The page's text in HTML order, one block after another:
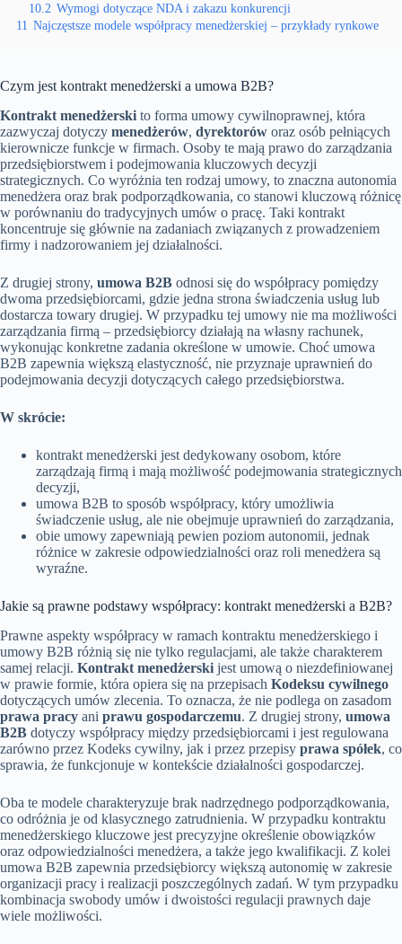
10.2 Wymogi dotyczące NDA i zakazu konkurencji
11 Najczęstsze modele współpracy menedżerskiej – przykłady rynkowe
Czym jest kontrakt menedżerski a umowa B2B?
Kontrakt menedżerski to forma umowy cywilnoprawnej, która
zazwyczaj dotyczy menedżerów, dyrektorów oraz osób pełniących
kierownicze funkcje w firmach. Osoby te mają prawo do zarządzania
przedsiębiorstwem i podejmowania kluczowych decyzji
strategicznych. Co wyróżnia ten rodzaj umowy, to znaczna autonomia
menedżera oraz brak podporządkowania, co stanowi kluczową różnicę
w porównaniu do tradycyjnych umów o pracę. Taki kontrakt
koncentruje się głównie na zadaniach związanych z prowadzeniem
firmy i nadzorowaniem jej działalności.
Z drugiej strony, umowa B2B odnosi się do współpracy pomiędzy
dwoma przedsiębiorcami, gdzie jedna strona świadczenia usług lub
dostarcza towary drugiej. W przypadku tej umowy nie ma możliwości
zarządzania firmą – przedsiębiorcy działają na własny rachunek,
wykonując konkretne zadania określone w umowie. Choć umowa
B2B zapewnia większą elastyczność, nie przyznaje uprawnień do
podejmowania decyzji dotyczących całego przedsiębiorstwa.
W skrócie:
kontrakt menedżerski jest dedykowany osobom, które
zarządzają firmą i mają możliwość podejmowania strategicznych
decyzji,
umowa B2B to sposób współpracy, który umożliwia
świadczenie usług, ale nie obejmuje uprawnień do zarządzania,
obie umowy zapewniają pewien poziom autonomii, jednak
różnice w zakresie odpowiedzialności oraz roli menedżera są
wyraźne.
Jakie są prawne podstawy współpracy: kontrakt menedżerski a B2B?
Prawne aspekty współpracy w ramach kontraktu menedżerskiego i
umowy B2B różnią się nie tylko regulacjami, ale także charakterem
samej relacji. Kontrakt menedżerski jest umową o niezdefiniowanej
w prawie formie, która opiera się na przepisach Kodeksu cywilnego
dotyczących umów zlecenia. To oznacza, że nie podlega on zasadom
prawa pracy ani prawu gospodarczemu. Z drugiej strony, umowa
B2B dotyczy współpracy między przedsiębiorcami i jest regulowana
zarówno przez Kodeks cywilny, jak i przez przepisy prawa spółek, co
sprawia, że funkcjonuje w kontekście działalności gospodarczej.
Oba te modele charakteryzuje brak nadrzędnego podporządkowania,
co odróżnia je od klasycznego zatrudnienia. W przypadku kontraktu
menedżerskiego kluczowe jest precyzyjne określenie obowiązków
oraz odpowiedzialności menedżera, a także jego kwalifikacji. Z kolei
umowa B2B zapewnia przedsiębiorcy większą autonomię w zakresie
organizacji pracy i realizacji poszczególnych zadań. W tym przypadku
kombinacja swobody umów i dwoistości regulacji prawnych daje
wiele możliwości.